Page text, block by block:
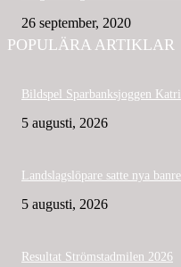
26 september, 2020
POPULÄRA ARTIKLAR
Bildspel Sparbanksjoggen
5 augusti, 2026
Landslagslöpare satte nya
5 augusti, 2026
Resultat Strömstadmilen 2026